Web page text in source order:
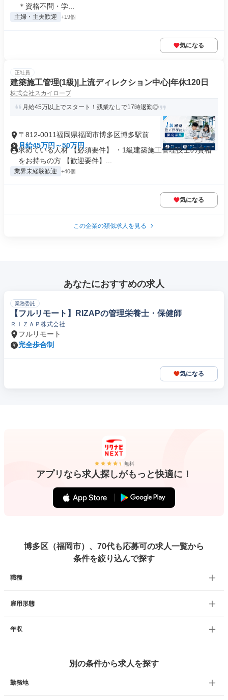
＊資格不問・学...
主婦・主夫歓迎 +19個
気になる
正社員
建築施工管理(1級)|上流ディレクション中心|年休120日
株式会社スカイロープ
月給45万以上でスタート！残業なしで17時退勤◎
〒812-0011福岡県福岡市博多区博多駅前
月給45万円～50万円
求めている人材 【必須要件】 ・1級建築施工管理技士の資格
をお持ちの方 【歓迎要件】...
業界未経験歓迎 +40個
気になる
この企業の類似求人を見る
あなたにおすすめの求人
業務委託
【フルリモート】RIZAPの管理栄養士・保健師
ＲＩＺＡＰ株式会社
フルリモート
完全歩合制
気になる
無料
アプリなら求人探しがもっと快適に！
博多区（福岡市）、70代も応募可の求人一覧から
条件を絞り込んで探す
職種
雇用形態
年収
別の条件から求人を探す
勤務地